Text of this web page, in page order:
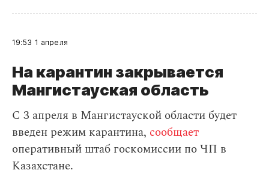
19:53 1 апреля
На карантин закрывается
Мангистауская область
С 3 апреля в Мангистауской области будет
введен режим карантина, сообщает
оперативный штаб госкомиссии по ЧП в
Казахстане.